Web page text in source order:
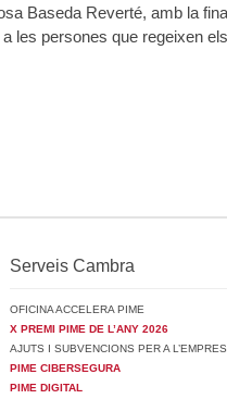
Baseda Reverté, amb la
les persones que regeixen
Serveis Cambra
OFICINA ACCELERA PIME
X PREMI PIME DE L’ANY 2026
AJUTS I SUBVENCIONS PER A
PIME CIBERSEGURA
PIME DIGITAL